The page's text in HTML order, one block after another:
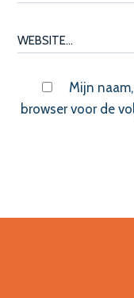
Mijn
browser voor de